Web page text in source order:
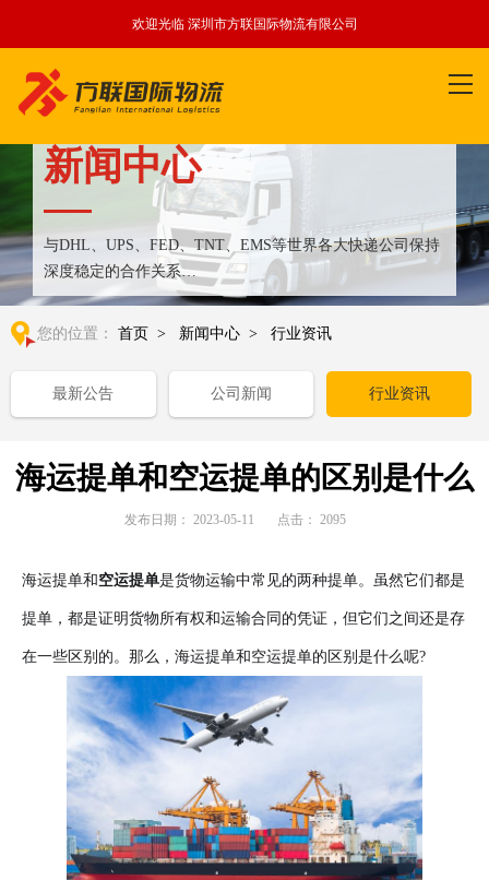
欢迎光临 深圳市方联国际物流有限公司
新闻中心
与DHL、UPS、FED、TNT、EMS等世界各大快递公司保持
深度稳定的合作关系
整合全球优质物流运输资源,满足国内外客户更多个性化需求
您的位置： 首页 > 新闻中心 > 行业资讯
最新公告 公司新闻 行业资讯
海运提单和空运提单的区别是什么
发布日期： 2023-05-11 点击： 2095
海运提单和 空运提单是货物运输中常见的两种提单。虽然它们都是
提单，都是证明货物所有权和运输合同的凭证，但它们之间还是存
在一些区别的。那么，海运提单和空运提单的区别是什么呢?